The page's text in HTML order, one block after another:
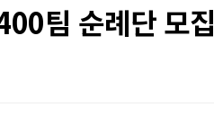
팀 순례단 모집